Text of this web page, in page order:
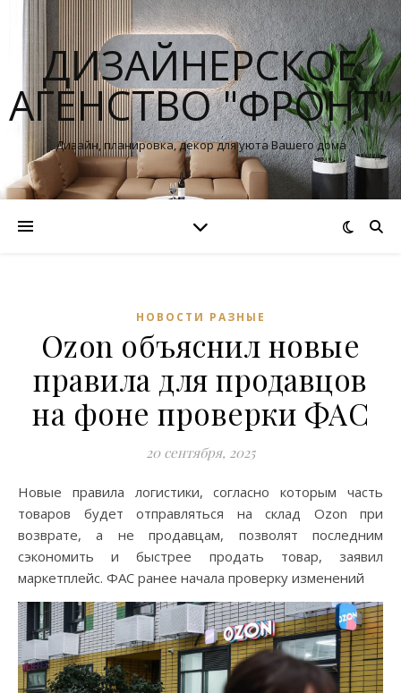
ДИЗАЙНЕРСКОЕ
АГЕНСТВО "ФРОНТ"
Дизайн, планировка, декор для уюта Вашего дома
НОВОСТИ РАЗНЫЕ
Ozon объяснил новые
правила для продавцов
на фоне проверки ФАС
20 сентября, 2025
Новые правила логистики, согласно которым часть
товаров будет отправляться на склад Ozon при
возврате, а не продавцам, позволят последним
сэкономить и быстрее продать товар, заявил
маркетплейс. ФАС ранее начала проверку изменений